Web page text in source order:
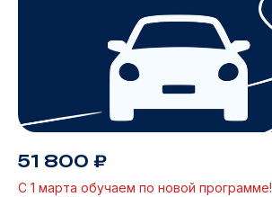
51 800 ₽
С 1 марта обучаем по новой программе!